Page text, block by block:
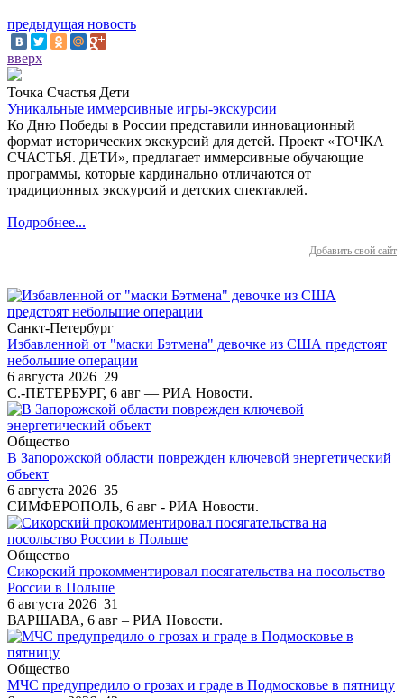
предыдущая новость
вверх
Точка Счастья Дети
Уникальные иммерсивные игры-экскурсии
Ко Дню Победы в России представили инновационный
формат исторических экскурсий для детей. Проект «ТОЧКА
СЧАСТЬЯ. ДЕТИ», предлагает иммерсивные обучающие
программы, которые кардинально отличаются от
традиционных экскурсий и детских спектаклей.
Подробнее...
Добавить свой сайт
Санкт-Петербург
Избавленной от "маски Бэтмена" девочке из США предстоят
небольшие операции
6 августа 2026 29
С.-ПЕТЕРБУРГ, 6 авг — РИА Новости.
Общество
В Запорожской области поврежден ключевой энергетический
объект
6 августа 2026 35
СИМФЕРОПОЛЬ, 6 авг - РИА Новости.
Общество
Сикорский прокомментировал посягательства на посольство
России в Польше
6 августа 2026 31
ВАРШАВА, 6 авг – РИА Новости.
Общество
МЧС предупредило о грозах и граде в Подмосковье в пятницу